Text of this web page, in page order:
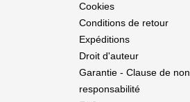
Cookies
Conditions de retour
Expéditions
Droit d'auteur
Garantie - Clause de non
responsabilité